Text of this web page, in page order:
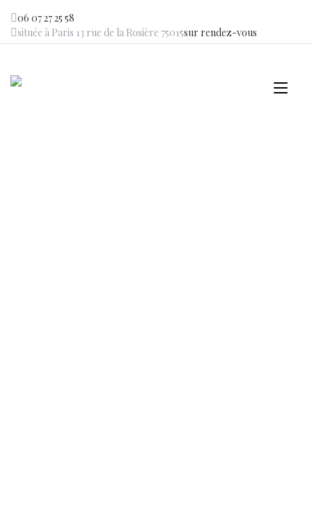
content
06 07 27 25 58
située à Paris 13 rue de la Rosière 75015sur rendez-vous